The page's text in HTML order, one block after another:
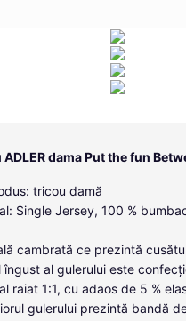
ADLER dama Put the fun
tricou damă
Single Jersey, 100 %
cambrată ce prezintă
îngust al gulerului este
raiat 1:1, cu adaos de 5 %
gulerului prezintă bandă